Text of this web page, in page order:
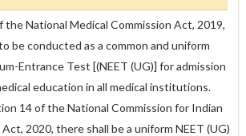
the National Medical Commission Act, 2019,
be conducted as a common and uniform
Entrance Test [(NEET (UG)] for admission
education in all medical institutions.
14 of the National Commission for Indian
2020, there shall be a uniform NEET (UG)